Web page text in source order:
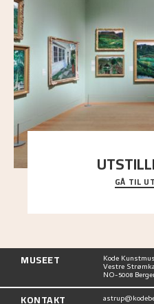
En komplett
utstillinger, fra
GÅ TIL
MUSEET Kode
Vestre
NO-5008
KONTAKT